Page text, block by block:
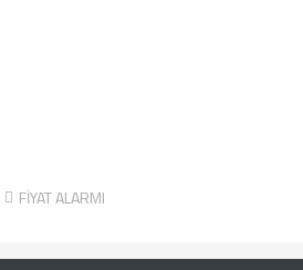
FİYAT ALARMI